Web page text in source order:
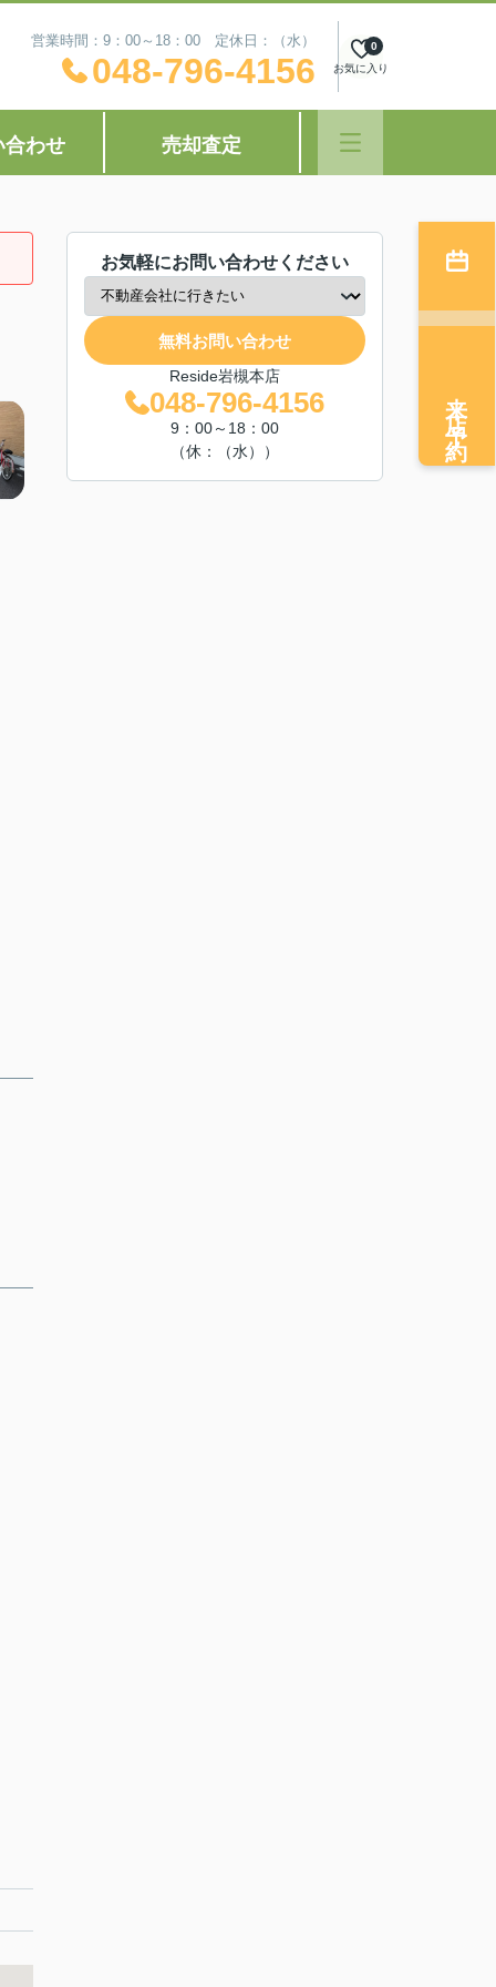
営業時間：9：00～18：00 定休日：（水）
048-796-4156 お気に入り
0
合わせ 売却査定
お気軽にお問い合わせください
無料お問い合わせ
Reside岩槻本店
048-796-4156
9：00～18：00
（休：（水））
来店予約